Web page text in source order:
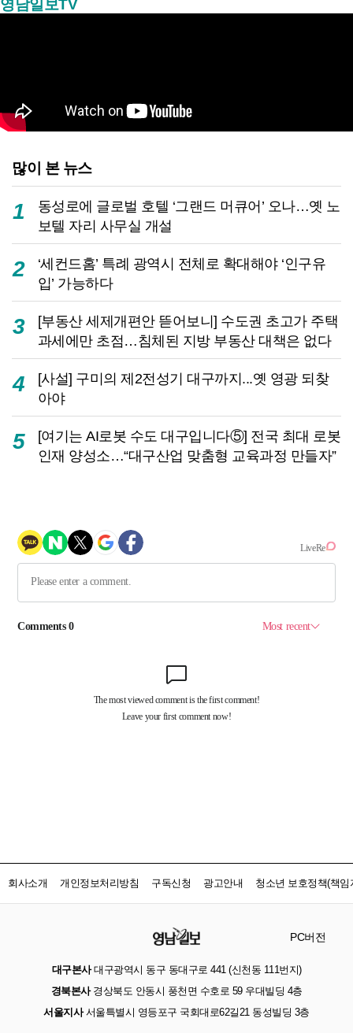
영남일보TV
많이 본 뉴스
1
동성로에 글로벌 호텔 ‘그랜드 머큐어’ 오나…옛 노
보텔 자리 사무실 개설
2
‘세컨드홈’ 특례 광역시 전체로 확대해야 ‘인구유
입’ 가능하다
3
[부동산 세제개편안 뜯어보니] 수도권 초고가 주택
과세에만 초점…침체된 지방 부동산 대책은 없다
4
[사설] 구미의 제2전성기 대구까지...옛 영광 되찾
아야
5
[여기는 AI로봇 수도 대구입니다⑤] 전국 최대 로봇
인재 양성소…“대구산업 맞춤형 교육과정 만들자”
회사소개 개인정보처리방침 구독신청 광고안내 청소년 보호정책(책임
PC버전
대구본사대구광역시 동구 동대구로 441 (신천동 111번지)
경북본사경상북도 안동시 풍천면 수호로 59 우대빌딩 4층
서울지사서울특별시 영등포구 국회대로62길21 동성빌딩 3층